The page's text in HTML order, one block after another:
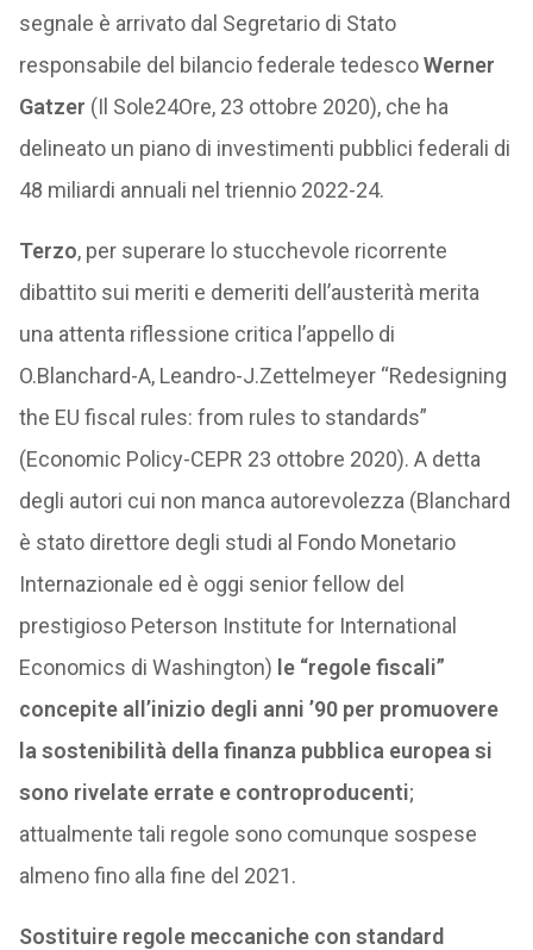
segnale è arrivato dal Segretario di Stato
responsabile del bilancio federale tedescoWerner
Gatzer (Il Sole24Ore, 23 ottobre 2020), che ha
delineato un piano di investimenti pubblici federali di
48 miliardi annuali nel triennio 2022-24.
Terzo, per superare lo stucchevole ricorrente
dibattito sui meriti e demeriti dell’austerità merita
una attenta riflessione critica l’appello di
O.Blanchard-A, Leandro-J.Zettelmeyer “Redesigning
the EU fiscal rules: from rules to standards”
(Economic Policy-CEPR 23 ottobre 2020). A detta
degli autori cui non manca autorevolezza (Blanchard
è stato direttore degli studi al Fondo Monetario
Internazionale ed è oggi senior fellow del
prestigioso Peterson Institute for International
Economics di Washington) le “regole fiscali”
concepite all’inizio degli anni ’90 per promuovere
la sostenibilità della finanza pubblica europea si
sono rivelate errate e controproducenti;
attualmente tali regole sono comunque sospese
almeno fino alla fine del 2021.
Sostituire regole meccaniche con standard